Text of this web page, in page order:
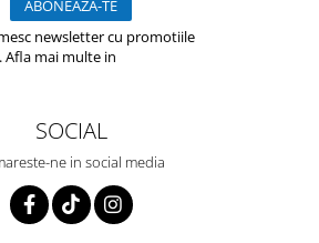
newsletter cu promotiile
Afla mai multe in
SOCIAL
ne in social media